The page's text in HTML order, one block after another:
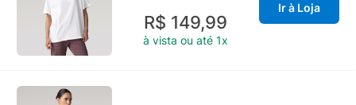
R$ 149,99
à vista ou até 1x
Ir à Loja